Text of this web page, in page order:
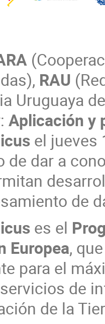
RAU
Uruguaya
Aplicación y
el jueves
de dar a
de
es el
Europea,
para el
de
de la